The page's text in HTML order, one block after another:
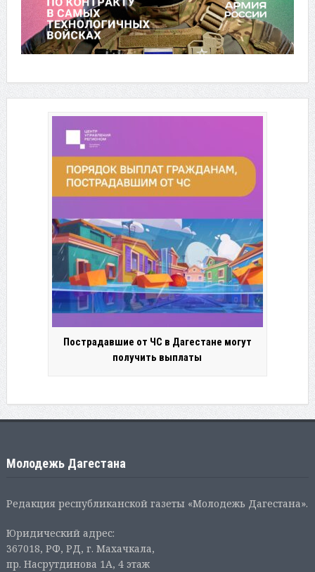
Пострадавшие от ЧС в Дагестане могут
получить выплаты
Молодежь Дагестана
Редакция республиканской газеты «Молодежь Дагестана».
Юридический адрес:
367018, РФ, РД, г. Махачкала,
пр. Насрутдинова 1А, 4 этаж